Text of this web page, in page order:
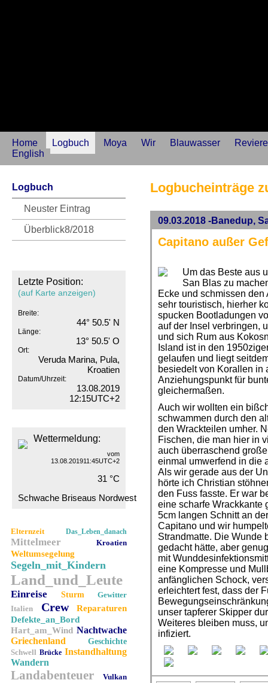
Home Logbuch Moya Wir Blauwasser
Reviere
English
Logbuch
Neuster Eintrag
Überblick8/2018
Letzte Position:
(auf Karte anzeigen)
Breite:
44° 50.5' N
Länge:
13° 50.5' O
Ort:
Veruda Marina, Pula,
Kroatien
Datum/Uhrzeit:
13.08.2019
12:15UTC+2
Wettermeldung:
vom
13.08.201911:45UTC+2
31 °C
Schwache Briseaus Nordwest
Elternzeit Das_Leben_danach
Mittelmeer Kroatien
Weltumsegelung
Segeln_mit_Kindern
Land_und_Leute
Einreise Sturm
Gewitter
Italien
Crew
Reparaturen
Defekte_an_Bord
Hart_am_Wind Nachtwache
Griechenland
Geschichte
Schwell Brücke Instandhaltung
Wandern
Landabenteuer
Vulkan
Logbucheinträge
09.03.2018 -Banedup,
Capitano außer
Um das Beste aus
San Blas zu
Ecke und schmissen
sehr touristisch, hierher
spucken Bootladungen
auf der Insel verbringen,
und sich Rum aus
Island ist in den
gelaufen und liegt
besiedelt von Korallen in
Anziehungspunkt für
gleichermaßen.
Auch wir wollten ein
schwammen durch den
den Wrackteilen umher.
Fischen, die man hier in
auch überraschend
einmal umwerfend in die
Als wir gerade aus der
hörte ich Christian
den Fuss fasste. Er war
eine scharfe Wrackkante
5cm langen Schnitt an
Capitano und wir
Strandmatte. Die Wunde
gedacht hätte, aber
mit
eine Kompresse und
anfänglichen Schock,
erleichtert fest, dass der
unser tapferer Skipper
Weiteres bleiben muss,
infiziert.